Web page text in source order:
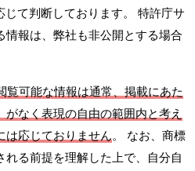
て判断しております。 特許庁サ
情報は、弊社も非公開とする場合
覧可能な情報は通常、掲載にあた
なく表現の自由の範囲内と考え
は応じておりません。 なお、商標
る前提を理解した上で、自分自